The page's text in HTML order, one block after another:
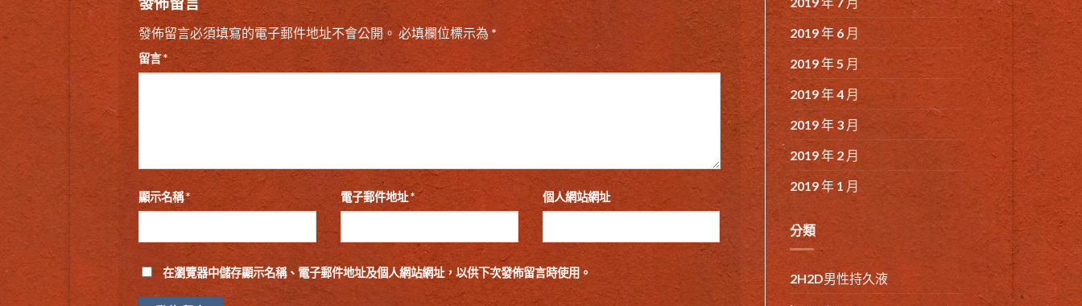
發佈留言必須填寫的電子郵件地址不會公開。 必填欄位標示為 *
留言*
顯示名稱* 電子郵件地址* 個人網站網址
在瀏覽器中儲存顯示名稱、電子郵件地址及個人網站網址，以供下次發佈留言時使用。
2019 年 6 月
2019 年 5 月
2019 年 4 月
2019 年 3 月
2019 年 2 月
2019 年 1 月
分類
2H2D男性持久液